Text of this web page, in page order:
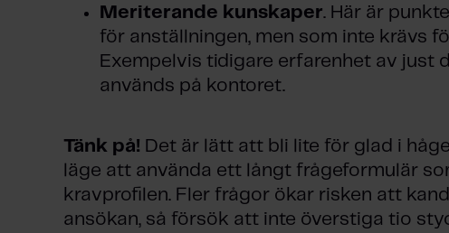
Meriterande kunskaper. Här är
för anställningen, men som inte krävs
Exempelvis tidigare erfarenhet av just
används på kontoret.
Tänk på! Det är lätt att bli lite för glad i
läge att använda ett långt frågeformulär
kravprofilen. Fler frågor ökar risken att
ansökan, så försök att inte överstiga tio